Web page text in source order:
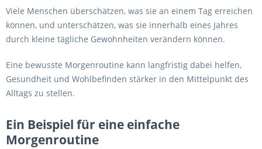
Viele Menschen überschätzen, was sie an einem Tag erreichen
können, und unterschätzen, was sie innerhalb eines Jahres
durch kleine tägliche Gewohnheiten verändern können.
Eine bewusste Morgenroutine kann langfristig dabei helfen,
Gesundheit und Wohlbefinden stärker in den Mittelpunkt des
Alltags zu stellen.
Ein Beispiel für eine einfache
Morgenroutine